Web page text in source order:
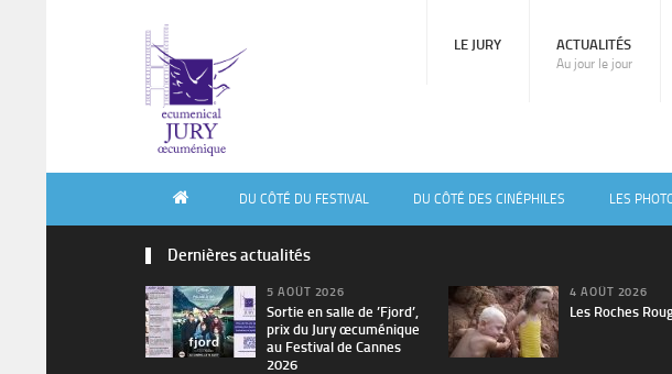
LE JURY ACTUALITÉS
Au jour le jour
DU CÔTÉ DU FESTIVAL DU CÔTÉ DES CINÉPHILES LES
Dernières actualités
5 AOÛT 2026
Sortie en salle de ’Fjord’,
prix du Jury œcuménique
au Festival de Cannes
2026
4 AOÛT 2026
Les Roches